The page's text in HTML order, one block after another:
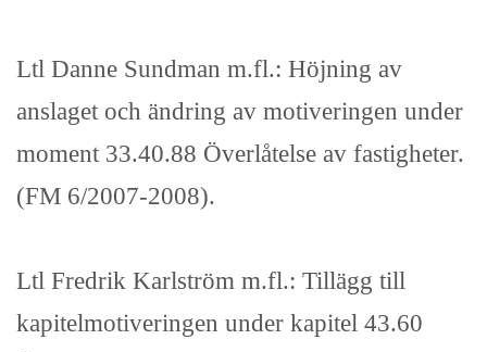
Ltl Danne Sundman m.fl.: Höjning av
anslaget och ändring av motiveringen under
moment 33.40.88 Överlåtelse av fastigheter.
(FM 6/2007-2008).
Ltl Fredrik Karlström m.fl.: Tillägg till
kapitelmotiveringen under kapitel 43.60